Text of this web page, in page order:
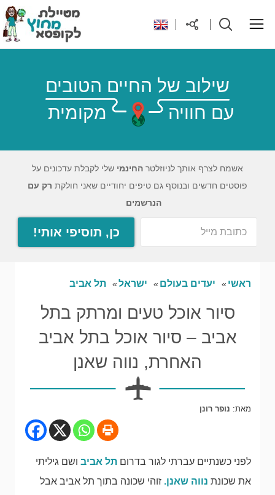
יעדים בעולם
טיפים והנחות לטיול
אודות
שילוב של החיים הטובים
עם חוויה
מקומית
אשמח לצרף אותך לניוזלטר החינמי שלי לקבלת עדכונים על
פוסטים חדשים ובנוסף גם טיפים יחודיים שאני חולקת רק עם
הנרשמים
כן, תוסיפי אותי!
ראשי יעדים בעולם ישראל תל אביב
סיור אוכל טעים ומרתק בתל
אביב – סיור אוכל בתל אביב
האחרת, נווה שאנן
מאת: נופר רונן
לפני כשנתיים עברתי לגור בדרום תל אביב ושם גיליתי
את שכונת נווה שאנן. זוהי שכונה בתוך תל אביב אבל